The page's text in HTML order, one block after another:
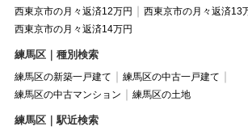
西東京市の月々返済12万円
西東京市の月々返済13
西東京市の月々返済14万円
練馬区｜種別検索
練馬区の新築一戸建て
練馬区の中古一戸建て
練馬区の中古マンション
練馬区の土地
練馬区｜駅近検索